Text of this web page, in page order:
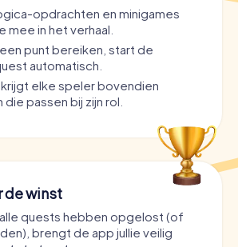
opdrachten en minigames
mee in het verhaal.
punt bereiken, start de
automatisch.
elke speler bovendien
passen bij zijn rol.
de winst
quests hebben opgelost (of
brengt de app jullie veilig